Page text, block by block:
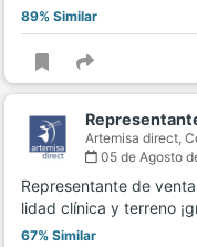
89% Similar
Artemisa direct,
05 de Agosto
Representante de
lidad clínica y terreno
67% Similar